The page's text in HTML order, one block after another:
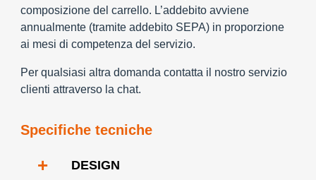
composizione del carrello. L’addebito avviene
annualmente (tramite addebito SEPA) in proporzione
ai mesi di competenza del servizio.
Per qualsiasi altra domanda contatta il nostro servizio
clienti attraverso la chat.
Specifiche tecniche
+ DESIGN